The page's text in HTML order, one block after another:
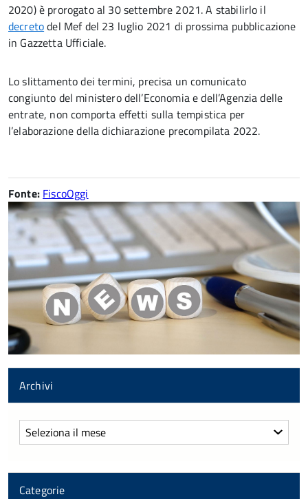
2020) è prorogato al 30 settembre 2021. A stabilirlo il
decretodel Mef del 23 luglio 2021 di prossima pubblicazione
in Gazzetta Ufficiale.
Lo slittamento dei termini, precisa un comunicato
congiunto del ministero dell’Economia e dell’Agenzia delle
entrate, non comporta effetti sulla tempistica per
l’elaborazione della dichiarazione precompilata 2022.
Fonte: FiscoOggi
Archivi
Archivi
Categorie